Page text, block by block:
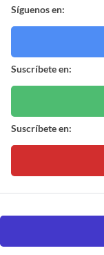
Síguenos en:
Suscríbete en:
Suscríbete en: